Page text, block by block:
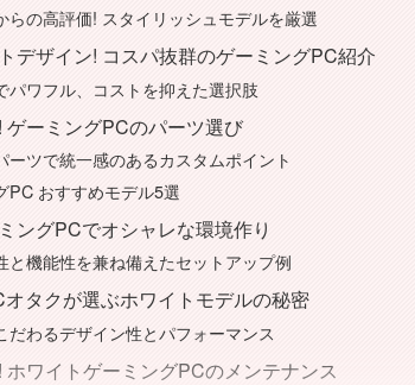
らの高評価! スタイリッシュモデルを厳選
デザイン! コスパ抜群のゲーミングPC紹介
パワフル、コストを抑えた選択肢
ゲーミングPCのパーツ選び
ーツで統一感のあるカスタムポイント
PC おすすめモデル5選
ングPCでオシャレな環境作り
と機能性を兼ね備えたセットアップ例
タクが選ぶホワイトモデルの秘密
だわるデザイン性とパフォーマンス
ホワイトゲーミングPCのメンテナンス